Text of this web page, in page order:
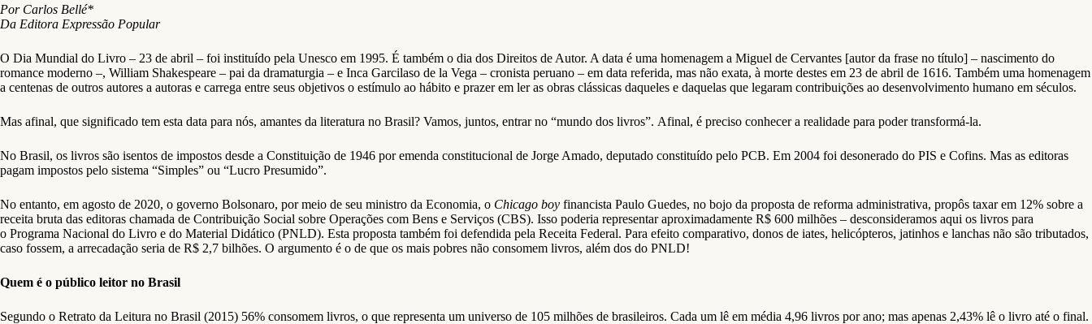
Por Carlos Bellé*
Da Editora Expressão Popular
O Dia Mundial do Livro – 23 de abril – foi instituído pela Unesco em 1995. É também o dia dos Direitos de Autor. A data é uma homenagem a Miguel de Cervantes [autor da frase no título] – nascimento do
romance moderno –, William Shakespeare – pai da dramaturgia – e Inca Garcilaso de la Vega – cronista peruano – em data referida, mas não exata, à morte destes em 23 de abril de 1616. Também uma homenagem
a centenas de outros autores a autoras e carrega entre seus objetivos o estímulo ao hábito e prazer em ler as obras clássicas daqueles e daquelas que legaram contribuições ao desenvolvimento humano em séculos.
Mas afinal, que significado tem esta data para nós, amantes da literatura no Brasil? Vamos, juntos, entrar no “mundo dos livros”. Afinal, é preciso conhecer a realidade para poder transformá-la.
No Brasil, os livros são isentos de impostos desde a Constituição de 1946 por emenda constitucional de Jorge Amado, deputado constituído pelo PCB. Em 2004 foi desonerado do PIS e Cofins. Mas as editoras
pagam impostos pelo sistema “Simples” ou “Lucro Presumido”.
No entanto, em agosto de 2020, o governo Bolsonaro, por meio de seu ministro da Economia, o Chicago boy financista Paulo Guedes, no bojo da proposta de reforma administrativa, propôs taxar em 12% sobre a
receita bruta das editoras chamada de Contribuição Social sobre Operações com Bens e Serviços (CBS). Isso poderia representar aproximadamente R$ 600 milhões – desconsideramos aqui os livros para
o Programa Nacional do Livro e do Material Didático (PNLD). Esta proposta também foi defendida pela Receita Federal. Para efeito comparativo, donos de iates, helicópteros, jatinhos e lanchas não são tributados,
caso fossem, a arrecadação seria de R$ 2,7 bilhões. O argumento é o de que os mais pobres não consomem livros, além dos do PNLD!
Quem é o público leitor no Brasil
Segundo o Retrato da Leitura no Brasil (2015) 56% consomem livros, o que representa um universo de 105 milhões de brasileiros. Cada um lê em média 4,96 livros por ano; mas apenas 2,43% lê o livro até o final.